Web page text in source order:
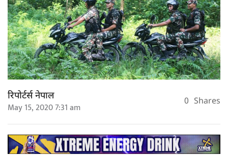
रिपोर्टर्स नेपाल
May 15, 2020 7:31 am 0 Shares